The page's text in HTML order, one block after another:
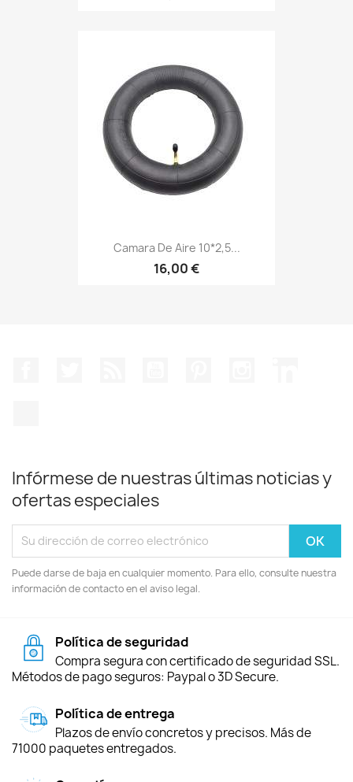
Camara De Aire 10*2,5...
16,00 €
Infórmese de nuestras últimas noticias y
ofertas especiales
Puede darse de baja en cualquier momento. Para ello, consulte nuestra
información de contacto en el aviso legal.
Política de seguridad
Compra segura con certificado de seguridad SSL.
Métodos de pago seguros: Paypal o 3D Secure.
Política de entrega
Plazos de envío concretos y precisos. Más de
71000 paquetes entregados.